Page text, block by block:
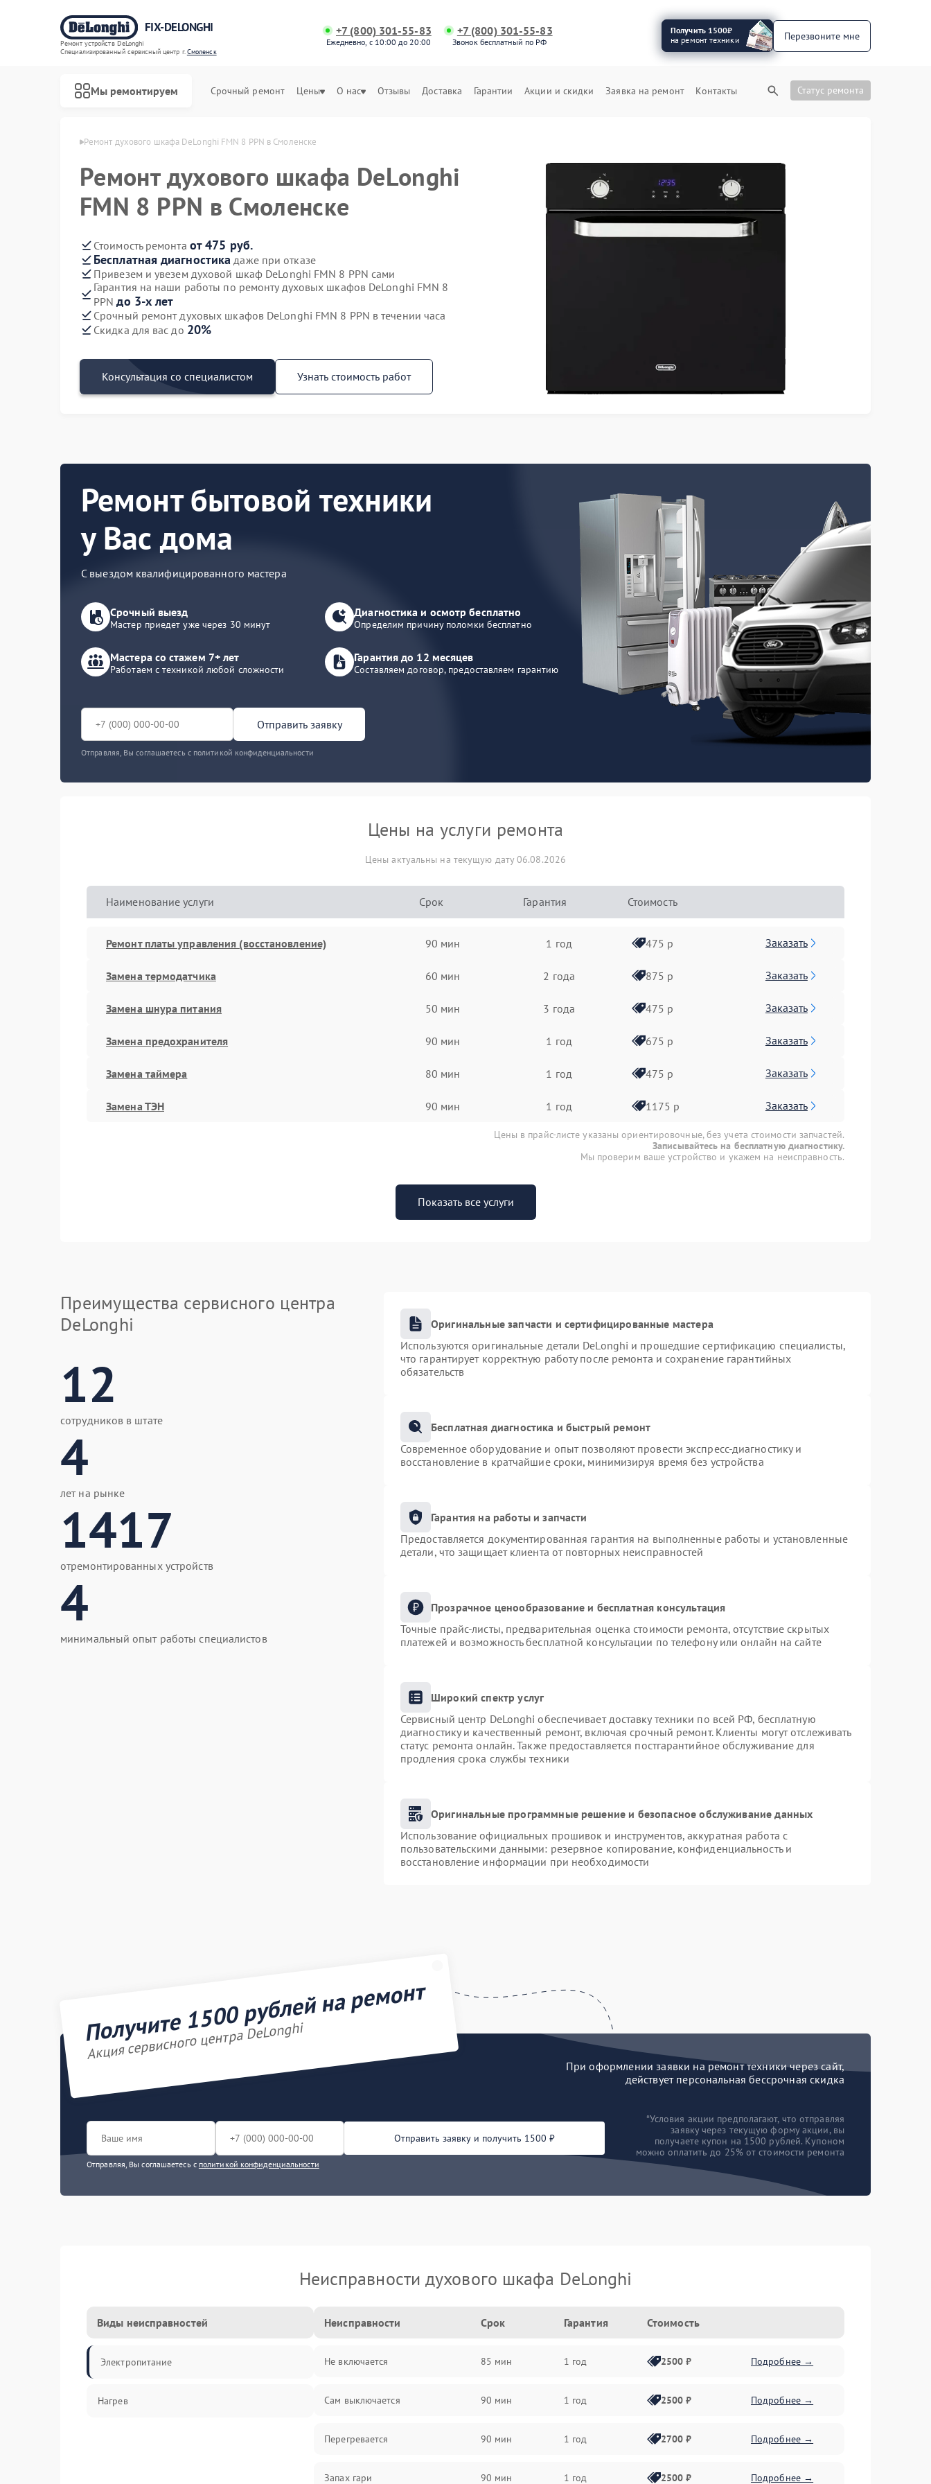
FIX-DELONGHI
Ремонт устройств DeLonghi
Специализированный cервисный центр г.Смоленск
+7 (800) 301-55-83
Ежедневно, с 10:00 до 20:00
+7 (800) 301-55-83
Звонок бесплатный по РФ
Получить 1500₽
на ремонт техники
Перезвоните мне
Мы ремонтируем Срочный ремонт Цены О нас Отзывы Доставка Гарантии Акции и скидки Заявка на ремонт Контакты Статус ремонта
Ремонт духового шкафа DeLonghi FMN 8 PPN в Смоленске
Ремонт духового шкафа DeLonghi
FMN 8 PPN в Смоленске
Стоимость ремонта от 475 руб.
Бесплатная диагностика даже при отказе
Привезем и увезем духовой шкаф DeLonghi FMN 8 PPN сами
Гарантия на наши работы по ремонту духовых шкафов DeLonghi FMN 8
PPNдо 3-х лет
Срочный ремонт духовых шкафов DeLonghi FMN 8 PPN в течении часа
Скидка для вас до 20%
Консультация со специалистом Узнать стоимость работ
Ремонт бытовой техники
у Вас дома
С выездом квалифицированного мастера
Срочный выезд
Мастер приедет уже через 30 минут
Диагностика и осмотр бесплатно
Определим причину поломки бесплатно
Мастера со стажем 7+ лет
Работаем с техникой любой сложности
Гарантия до 12 месяцев
Составляем договор, предоставляем гарантию
Отправить заявку
Отправляя, Вы соглашаетесь с политикой конфиденциальности
Цены на услуги ремонта
Цены актуальны на текущую дату 06.08.2026
Наименование услуги Срок Гарантия Стоимость
Ремонт платы управления (восстановление) 90 мин 1 год 475 р Заказать
Замена термодатчика 60 мин 2 года 875 р Заказать
Замена шнура питания 50 мин 3 года 475 р Заказать
Замена предохранителя 90 мин 1 год 675 р Заказать
Замена таймера 80 мин 1 год 475 р Заказать
Замена ТЭН 90 мин 1 год 1175 р Заказать
Цены в прайс-листе указаны ориентировочные, без учета стоимости запчастей.
Записывайтесь на бесплатную диагностику.
Мы проверим ваше устройство и укажем на неисправность.
Показать все услуги
Преимущества сервисного центра
DeLonghi
12
сотрудников в штате
4
лет на рынке
1417
отремонтированных устройств
4
минимальный опыт работы специалистов
Оригинальные запчасти и сертифицированные мастера
Используются оригинальные детали DeLonghi и прошедшие сертификацию специалисты,
что гарантирует корректную работу после ремонта и сохранение гарантийных
обязательств
Бесплатная диагностика и быстрый ремонт
Современное оборудование и опыт позволяют провести экспресс-диагностику и
восстановление в кратчайшие сроки, минимизируя время без устройства
Гарантия на работы и запчасти
Предоставляется документированная гарантия на выполненные работы и установленные
детали, что защищает клиента от повторных неисправностей
Прозрачное ценообразование и бесплатная консультация
Точные прайс-листы, предварительная оценка стоимости ремонта, отсутствие скрытых
платежей и возможность бесплатной консультации по телефону или онлайн на сайте
Широкий спектр услуг
Сервисный центр DeLonghi обеспечивает доставку техники по всей РФ, бесплатную
диагностику и качественный ремонт, включая срочный ремонт. Клиенты могут отслеживать
статус ремонта онлайн. Также предоставляется постгарантийное обслуживание для
продления срока службы техники
Оригинальные программные решение и безопасное обслуживание данных
Использование официальных прошивок и инструментов, аккуратная работа с
пользовательскими данными: резервное копирование, конфиденциальность и
восстановление информации при необходимости
Получите 1500 рублей на ремонт
Акция сервисного центра DeLonghi
При оформлении заявки на ремонт техники через сайт,
действует персональная бессрочная скидка
Отправить заявку и получить 1500 ₽
Отправляя, Вы соглашаетесь с политикой конфиденциальности
*Условия акции предполагают, что отправляя
заявку через текущую форму акции, вы
получаете купон на 1500 рублей. Купоном
можно оплатить до 25% от стоимости ремонта
Неисправности духового шкафа DeLonghi
Виды неисправностей
Электропитание
Нагрев
Неисправности Срок Гарантия Стоимость
Не включается 85 мин 1 год 2500 ₽ Подробнее →
Сам выключается 90 мин 1 год 2500 ₽ Подробнее →
Перегревается 90 мин 1 год 2700 ₽ Подробнее →
Запах гари 90 мин 1 год 2500 ₽ Подробнее →